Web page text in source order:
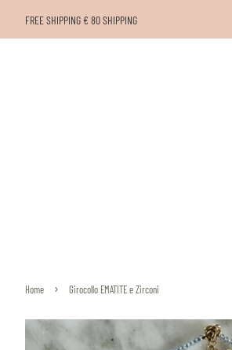
FREE SHIPPING € 80 SHIPPING
Home › Girocollo EMATITE e Zirconi